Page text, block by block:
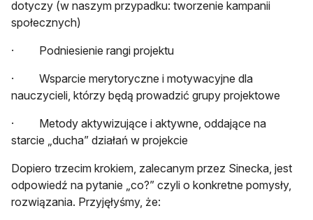
dotyczy (w naszym przypadku: tworzenie kampanii
społecznych)
· Podniesienie rangi projektu
· Wsparcie merytoryczne i motywacyjne dla
nauczycieli, którzy będą prowadzić grupy projektowe
· Metody aktywizujące i aktywne, oddające na
starcie „ducha” działań w projekcie
Dopiero trzecim krokiem, zalecanym przez Sinecka, jest
odpowiedź na pytanie „co?” czyli o konkretne pomysły,
rozwiązania. Przyjęłyśmy, że: